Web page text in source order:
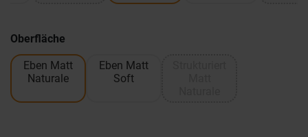
Oberfläche
Eben Matt
Naturale
Eben Matt
Soft